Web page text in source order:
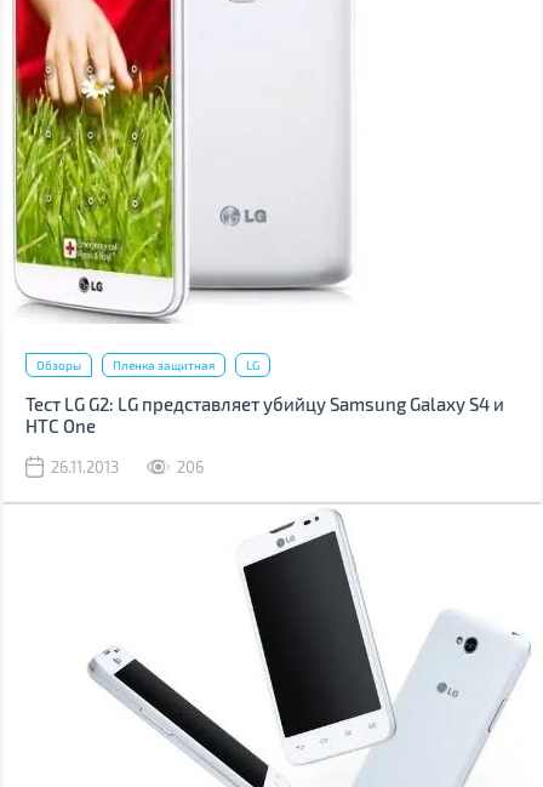
Обзоры Пленка защитная LG
Тест LG G2: LG представляет убийцу Samsung Galaxy S4 и
HTC One
26.11.2013 206